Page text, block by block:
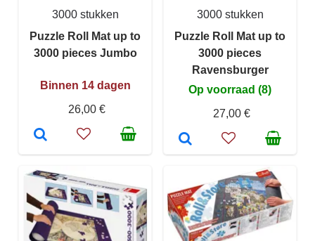
3000 stukken
Puzzle Roll Mat up to
3000 pieces Jumbo
Binnen 14 dagen
26,00 €
3000 stukken
Puzzle Roll Mat up to
3000 pieces
Ravensburger
Op voorraad (8)
27,00 €